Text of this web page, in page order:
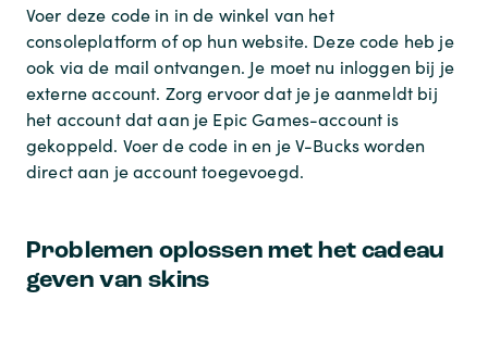
Voer deze code in in de winkel van het
consoleplatform of op hun website. Deze code heb je
ook via de mail ontvangen. Je moet nu inloggen bij je
externe account. Zorg ervoor dat je je aanmeldt bij
het account dat aan je Epic Games-account is
gekoppeld. Voer de code in en je V-Bucks worden
direct aan je account toegevoegd.
Problemen oplossen met het cadeau
geven van skins